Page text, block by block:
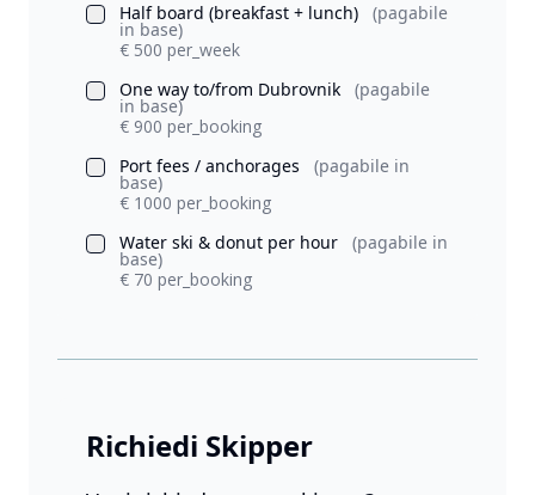
Half board (breakfast + lunch)
(pagabile
in base)
€ 500 per_week
One way to/from Dubrovnik
(pagabile
in base)
€ 900 per_booking
Port fees / anchorages
(pagabile in
base)
€ 1000 per_booking
Water ski & donut per hour
(pagabile in
base)
€ 70 per_booking
Richiedi Skipper